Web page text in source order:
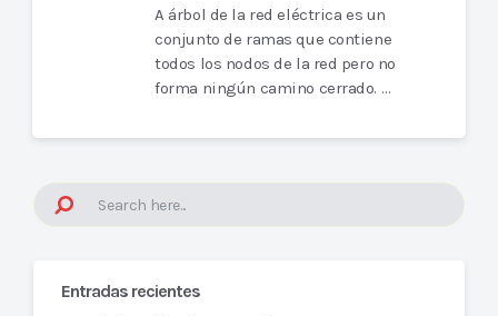
A árbol de la red eléctrica es un
conjunto de ramas que contiene
todos los nodos de la red pero no
forma ningún camino cerrado. …
Entradas recientes